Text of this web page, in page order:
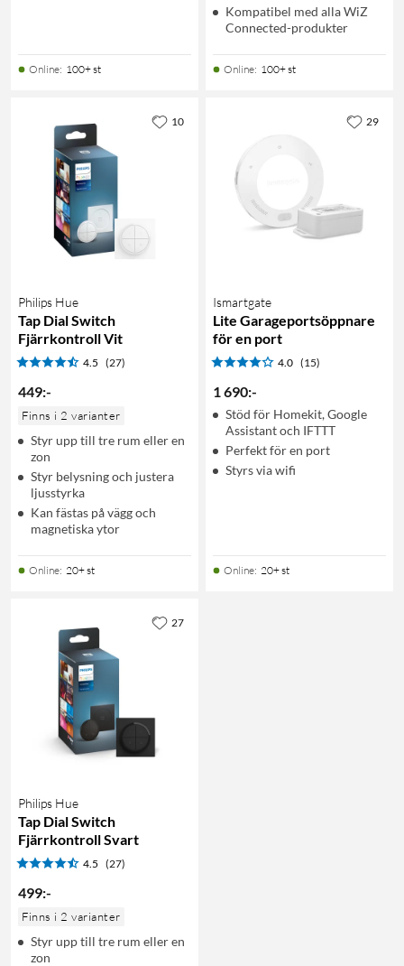
Online: 100+ st
Kompatibel med alla WiZ
Connected-produkter
Online: 100+ st
Philips Hue
Tap Dial Switch
Fjärrkontroll Vit
4.5 (27)
449:-
Finns i 2 varianter
Styr upp till tre rum eller en
zon
Styr belysning och justera
ljusstyrka
Kan fästas på vägg och
magnetiska ytor
Online: 20+ st
10
Ismartgate
Lite Garageportsöppnare
för en port
4.0 (15)
1 690:-
Stöd för Homekit, Google
Assistant och IFTTT
Perfekt för en port
Styrs via wifi
Online: 20+ st
29
Philips Hue
Tap Dial Switch
Fjärrkontroll Svart
4.5 (27)
499:-
Finns i 2 varianter
Styr upp till tre rum eller en
zon
27